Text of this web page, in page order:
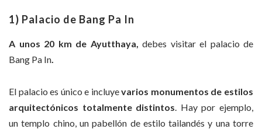
1) Palacio de Bang Pa In
A unos 20 km de Ayutthaya, debes visitar el palacio de
Bang Pa In.
El palacio es único e incluyevarios monumentos de estilos
arquitectónicos totalmente distintos. Hay por ejemplo,
un templo chino, un pabellón de estilo tailandés y una torre